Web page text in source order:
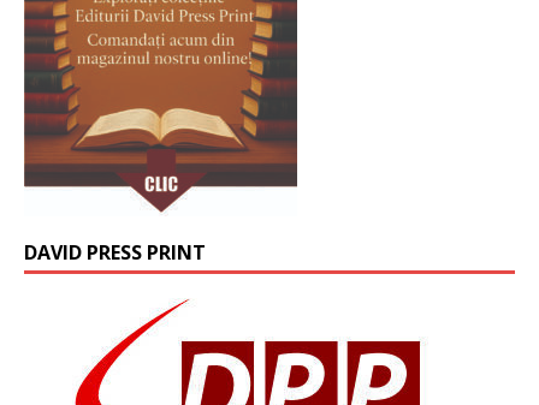
DAVID PRESS PRINT